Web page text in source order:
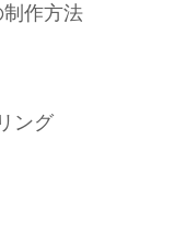
作方法
ング